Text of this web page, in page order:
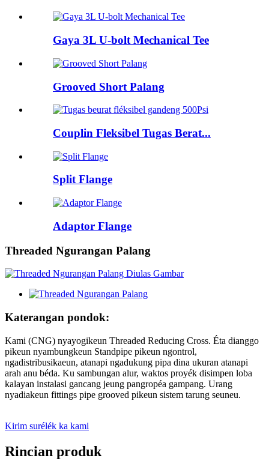
Gaya 3L U-bolt Mechanical Tee
Grooved Short Palang
Couplin Fleksibel Tugas Berat...
Split Flange
Adaptor Flange
Threaded Ngurangan Palang
Katerangan pondok:
Kami (CNG) nyayogikeun Threaded Reducing Cross. Éta dianggo
pikeun nyambungkeun Standpipe pikeun ngontrol,
ngadistribusikaeun, atanapi ngadukung pipa dina ukuran atanapi
arah anu béda. Ku sambungan alur, waktos proyék disimpen loba
kalayan instalasi gancang jeung pangropéa gampang. Urang
nyadiakeun fittings pipe grooved pikeun sistem tarung seuneu.
Kirim surélék ka kami
Rincian produk